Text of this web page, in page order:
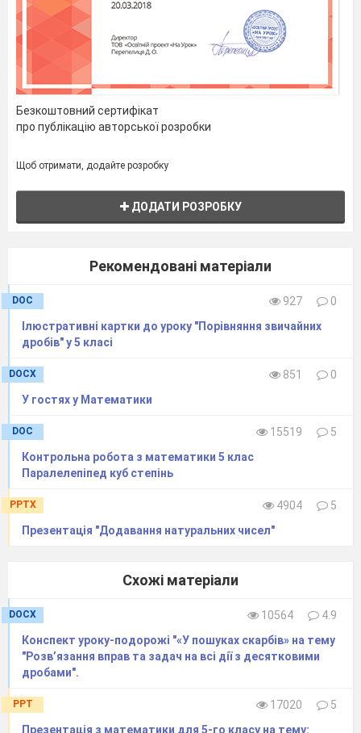
Перетворіть дроби у мішане число:1)
5.
Запишіть мішані числа у вигляді неправильного
дробу:1)
7. Знайти значення виразів:1)
8.
банани та апельсини. Яблук було 3000 кг., що
становить усіх фруктів. Бананів завезли
фруктів. Скільки
завезли
Варіант 4
Безкоштовний сертифікат
про публікацію авторської розробки
Щоб отримати, додайте розробку
ДОДАТИ РОЗРОБКУ
Рекомендовані матеріали
DOC 927
0
Ілюстративні картки до уроку "Порівняння звичайних
дробів" у 5 класі
DOCX 851
0
У гостях у Математики
DOC 15519
5
Контрольна робота з математики 5 клас
Паралелепіпед куб степінь
PPTX 4904
5
Презентація "Додавання натуральних чисел"
Схожі матеріали
DOCX 10564
4.9
Конспект уроку-подорожі "«У пошуках скарбів» на тему
"Розв’язання вправ та задач на всі дії з десятковими
дробами".
PPT 17020
5
Презентація з математики для 5-го класу на тему: